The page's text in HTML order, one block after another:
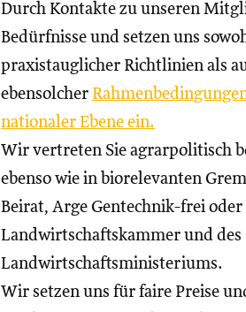
Durch Kontakte zu unseren
Bedürfnisse und setzen uns
praxistauglicher Richtlinien als
ebensolcher
nationaler Ebene ein.
Wir vertreten Sie agrarpolitisch
ebenso wie in biorelevanten
Beirat, Arge Gentechnik-frei oder
Landwirtschaftskammer und des
Landwirtschaftsministeriums.
Wir setzen uns für faire Preise